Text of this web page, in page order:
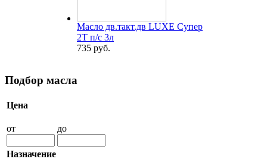
Масло дв.такт.дв LUXE Супер
2Т п/с 3л
735 руб.
Подбор масла
Цена
от до
Назначение